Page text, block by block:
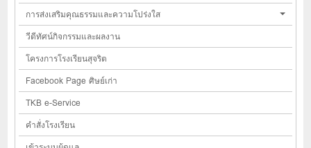
การส่งเสริมคุณธรรมและความโปร่งใส
วีดีทัศน์กิจกรรมและผลงาน
โครงการโรงเรียนสุจริต
Facebook Page ศิษย์เก่า
TKB e-Service
คำสั่งโรงเรียน